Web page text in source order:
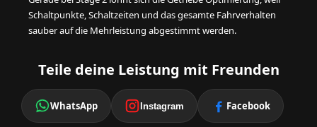
Schaltpunkte, Schaltzeiten und das gesamte Fahrverhalten
sauber auf die Mehrleistung abgestimmt werden.
Teile deine Leistung mit Freunden
WhatsApp Instagram Facebook